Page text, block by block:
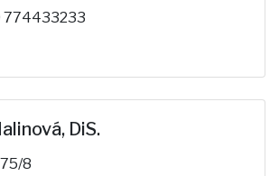
774433233
DiS.
8